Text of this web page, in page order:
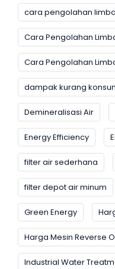
cara pengolahan
Cara Pengolahan
Cara Pengolahan
dampak kurang
Demineralisasi Air
Energy Efficiency
filter air sederhana
filter depot air minum
Green Energy
Harga Mesin Reverse
Industrial Water